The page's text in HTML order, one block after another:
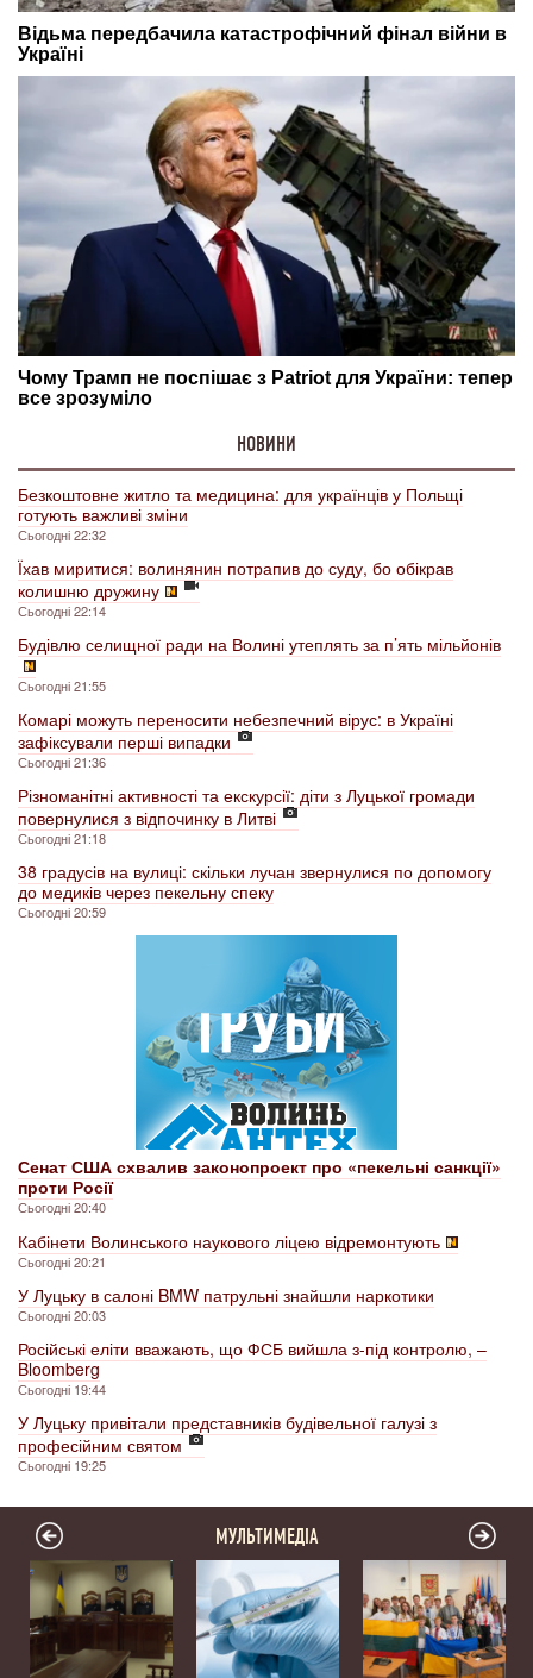
НОВИНИ
Безкоштовне житло та медицина: для українців у Польщі
готують важливі зміни
Сьогодні 22:32
Їхав миритися: волинянин потрапив до суду, бо обікрав
колишню дружину
Сьогодні 22:14
Будівлю селищної ради на Волині утеплять за п’ять мільйонів
Сьогодні 21:55
Комарі можуть переносити небезпечний вірус: в Україні
зафіксували перші випадки
Сьогодні 21:36
Різноманітні активності та екскурсії: діти з Луцької громади
повернулися з відпочинку в Литві
Сьогодні 21:18
38 градусів на вулиці: скільки лучан звернулися по допомогу
до медиків через пекельну спеку
Сьогодні 20:59
Сенат США схвалив законопроект про «пекельні санкції»
проти Росії
Сьогодні 20:40
Кабінети Волинського наукового ліцею відремонтують
Сьогодні 20:21
У Луцьку в салоні BMW патрульні знайшли наркотики
Сьогодні 20:03
Російські еліти вважають, що ФСБ вийшла з-під контролю, –
Bloomberg
Сьогодні 19:44
У Луцьку привітали представників будівельної галузі з
професійним святом
Сьогодні 19:25
МУЛЬТИМЕДІА